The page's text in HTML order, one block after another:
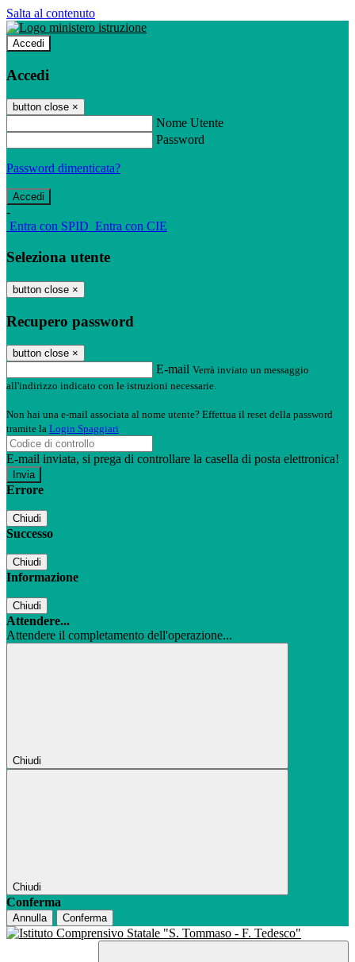
Salta al contenuto
Accedi
Accedi
button close ×
Nome Utente
Password
Password dimenticata?
-
Entra con SPID Entra con CIE
Seleziona utente
button close ×
Recupero password
button close ×
E-mail Verrà inviato un messaggio
all'indirizzo indicato con le istruzioni necessarie.
Non hai una e-mail associata al nome utente? Effettua il reset della password
tramite la Login Spaggiari
E-mail inviata, si prega di controllare la casella di posta elettronica!
Errore
Chiudi
Successo
Chiudi
Informazione
Chiudi
Attendere...
Attendere il completamento dell'operazione...
Chiudi
Chiudi
Conferma
Annulla Conferma